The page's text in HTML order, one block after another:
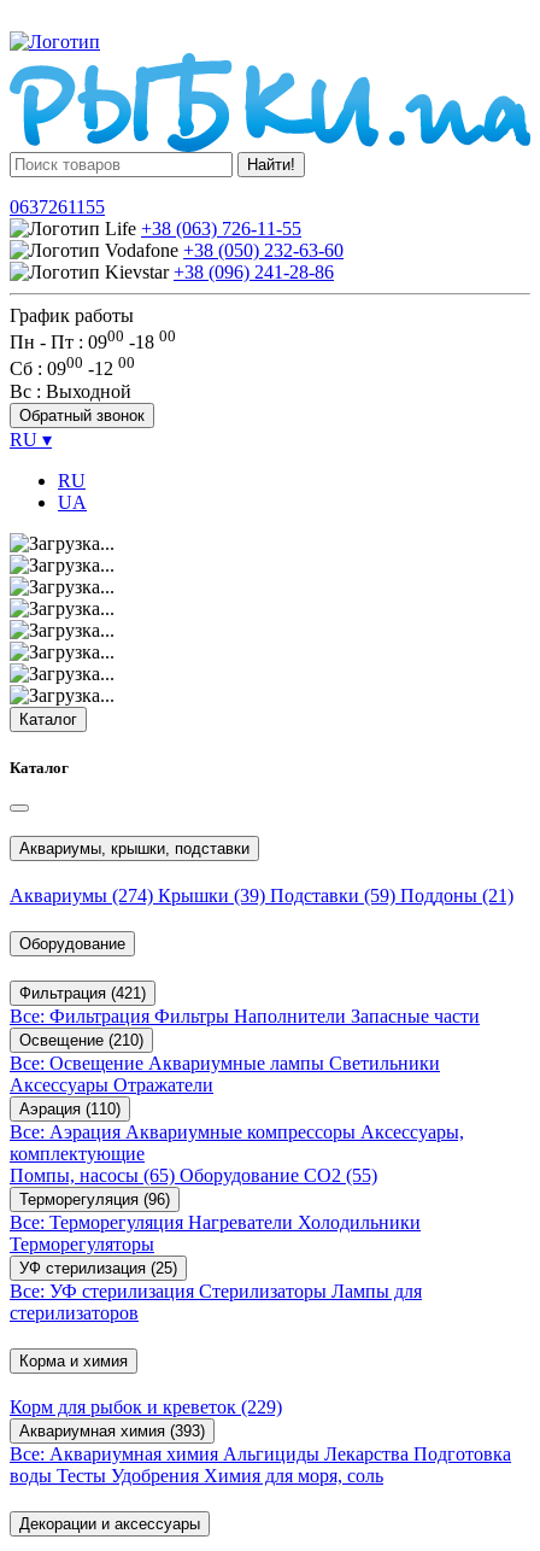
Найти!
0637261155
+38 (063) 726-11-55
+38 (050) 232-63-60
+38 (096) 241-28-86
График работы
Пн - Пт : 0900 -18 00
Сб : 0900 -12 00
Вс : Выходной
Обратный звонок
RU ▾
RU
UA
Каталог
Каталог
Аквариумы, крышки, подставки
Аквариумы (274) Крышки (39) Подставки (59) Поддоны (21)
Оборудование
Фильтрация (421)
Все: Фильтрация Фильтры Наполнители Запасные части
Освещение (210)
Все: Освещение Аквариумные лампы Светильники
Аксессуары Отражатели
Аэрация (110)
Все: Аэрация Аквариумные компрессоры Аксессуары,
комплектующие
Помпы, насосы (65) Оборудование CO2 (55)
Терморегуляция (96)
Все: Терморегуляция Нагреватели Холодильники
Терморегуляторы
УФ стерилизация (25)
Все: УФ стерилизация Стерилизаторы Лампы для
стерилизаторов
Корма и химия
Корм для рыбок и креветок (229)
Аквариумная химия (393)
Все: Аквариумная химия Альгициды Лекарства Подготовка
воды Тесты Удобрения Химия для моря, соль
Декорации и аксессуары